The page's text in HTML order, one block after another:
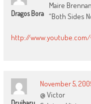
Dragos Bora
Maire
“Both Sides
http://www.youtube.com/
November 5,
@ Victor